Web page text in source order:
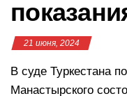
21 июня, 2024
В суде Туркестана
Манастырского